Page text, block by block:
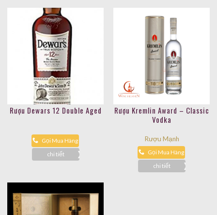
Rượu Dewars 12 Double Aged
Gọi Mua Hàng
chi tiết
Rượu Kremlin Award – Classic
Vodka
Rượu Mạnh
Gọi Mua Hàng
chi tiết